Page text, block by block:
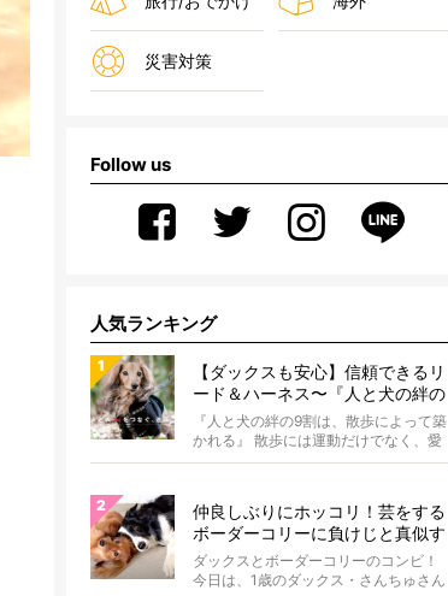
災害対策
Follow us
人気ランキング
【ダックスも安心】信頼できるリ
ード＆ハーネス〜『人と犬の絆の
9割は散歩によって築かれる』
WOLFGANG MAN＆BEAST〜
『人と犬の絆の9割は、散歩によって築
かれる』 散歩には運動だけでなく、愛
犬とオーナーの絆を深める重要な役割
仲良しぶりにホッコリ！芸をする
ボーダーコリーに負けじと真似す
るダックスさん。可愛さ合格だ！
【動画】
ダックスとボーダーコリーのコンビ！
今日は、1歳のダックス・さんちゅさん